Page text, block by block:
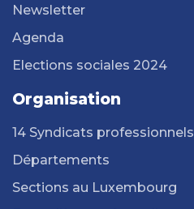
Newsletter
Agenda
Elections sociales 2024
Organisation
14 Syndicats professionnels
Départements
Sections au Luxembourg